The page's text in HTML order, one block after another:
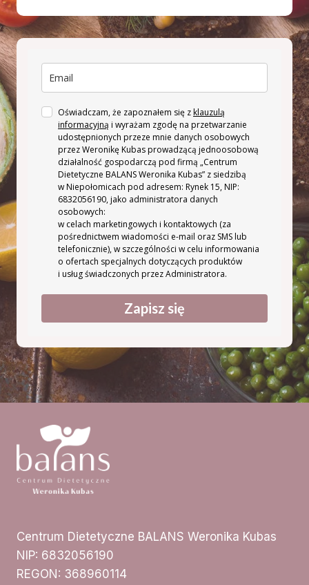
Oświadczam, że zapoznałem się zklauzulą
informacyjną i wyrażam zgodę na przetwarzanie
udostępnionych przeze mnie danych osobowych
przez Weronikę Kubas prowadzącą jednoosobową
działalność gospodarczą pod firmą „Centrum
Dietetyczne BALANS Weronika Kubas” z siedzibą
w Niepołomicach pod adresem: Rynek 15, NIP:
6832056190, jako administratora danych
osobowych:
w celach marketingowych i kontaktowych (za
pośrednictwem wiadomości e-mail oraz SMS lub
telefonicznie), w szczególności w celu informowania
o ofertach specjalnych dotyczących produktów
i usług świadczonych przez Administratora.
Zapisz się
Centrum Dietetyczne BALANS Weronika Kubas
NIP: 6832056190
REGON: 368960114